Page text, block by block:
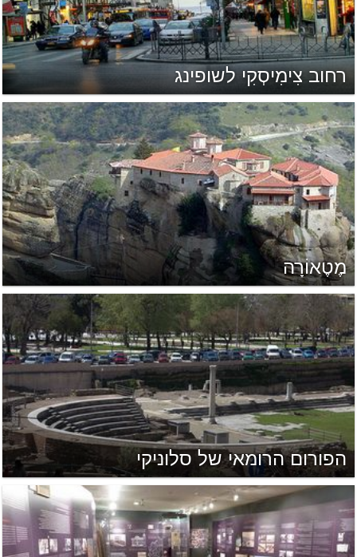
רחוב צִימִיסְקִי לשופינג
מֶטֶאוֹרָה
הפורום הרומאי של סלוניקי